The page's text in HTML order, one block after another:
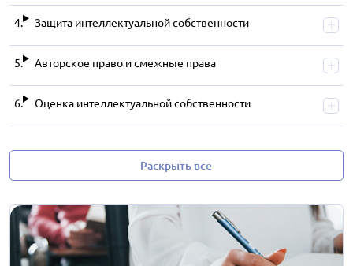
Защита интеллектуальной собственности
Авторское право и смежные права
Оценка интеллектуальной собственности
Раскрыть все